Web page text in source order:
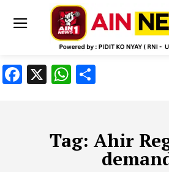
Facebook
X WhatsApp
Tag: Ahir